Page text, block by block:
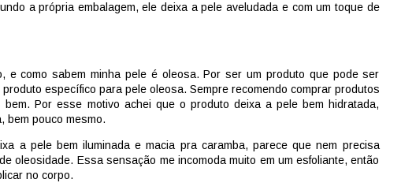
a própria embalagem, ele deixa a pele aveludada e com um toque de
e como sabem minha pele é oleosa. Por ser um produto que pode ser
específico para pele oleosa. Sempre recomendo comprar produtos
Por esse motivo achei que o produto deixa a pele bem hidratada,
bem pouco mesmo.
a pele bem iluminada e macia pra caramba, parece que nem precisa
oleosidade. Essa sensação me incomoda muito em um esfoliante, então
no corpo.